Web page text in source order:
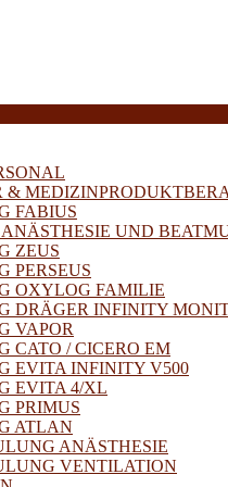
FABIUS
UND
ZEUS
PERSEUS
OXYLOG FAMILIE
DRÄGER INFINITY
VAPOR
CATO / CICERO EM
EVITA INFINITY V500
EVITA 4/XL
PRIMUS
ATLAN
ANÄSTHESIE
VENTILATION